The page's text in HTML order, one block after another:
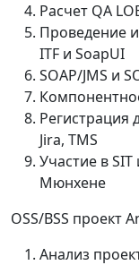
Расчет QA
Проведение
ITF и SoapUI
SOAP/JMS и
Регистрация
Jira, TMS
Участие в SIT
Мюнхене
OSS/BSS проект
Анализ